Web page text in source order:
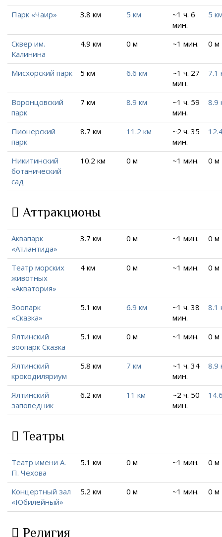
Парк «Чаир» 3.8 км 5 км
~1 ч. 6
мин.
5
Сквер им.
Калинина
4.9 км 0 м ~1 мин. 0 м
Мисхорский парк 5 км 6.6 км
~1 ч. 27
мин.
7.1
Воронцовский
парк
7 км 8.9 км
~1 ч. 59
мин.
8.9
Пионерский
парк
8.7 км 11.2 км
~2 ч. 35
мин.
Никитинский
ботанический
сад
10.2 км 0 м ~1 мин. 0 м
Аттракционы
Аквапарк
«Атлантида»
3.7 км 0 м ~1 мин. 0 м
Театр морских
животных
«Акватория»
4 км 0 м ~1 мин. 0 м
Зоопарк
«Сказка»
5.1 км 6.9 км
~1 ч. 38
мин.
8.1
Ялтинский
зоопарк Сказка
5.1 км 0 м ~1 мин. 0 м
Ялтинский
крокодиляриум
5.8 км 7 км
~1 ч. 34
мин.
8.9
Ялтинский
заповедник
6.2 км 11 км
~2 ч. 50
мин.
Театры
Театр имени А.
П. Чехова
5.1 км 0 м ~1 мин. 0 м
Концертный зал
«Юбилейный»
5.2 км 0 м ~1 мин. 0 м
Религия